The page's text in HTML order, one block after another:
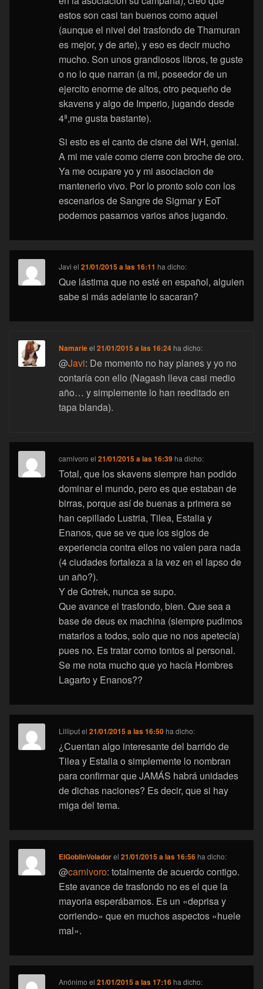
estos son casi tan buenos como aquel
(aunque el nivel del trasfondo de Thamuran
es mejor, y de arte), y eso es decir mucho
mucho. Son unos grandiosos libros, te guste
o no lo que narran (a mi, poseedor de un
ejercito enorme de altos, otro pequeño de
skavens y algo de Imperio, jugando desde
4ª,me gusta bastante).
Si esto es el canto de cisne del WH, genial.
A mi me vale como cierre con broche de oro.
Ya me ocupare yo y mi asociacion de
mantenerlo vivo. Por lo pronto solo con los
escenarios de Sangre de Sigmar y EoT
podemos pasarnos varios años jugando.
Javi el21/01/2015 a las 16:11 ha dicho:
Que lástima que no esté en español, alguien
sabe si más adelante lo sacaran?
Namarieel21/01/2015 a las 16:24 ha dicho:
@Javi: De momento no hay planes y yo no
contaría con ello (Nagash lleva casi medio
año… y simplemente lo han reeditado en
tapa blanda).
carnivoro el21/01/2015 a las 16:39 ha dicho:
Total, que los skavens siempre han podido
dominar el mundo, pero es que estaban de
birras, porque así de buenas a primera se
han cepillado Lustria, Tilea, Estalia y
Enanos, que se ve que los siglos de
experiencia contra ellos no valen para nada
(4 ciudades fortaleza a la vez en el lapso de
un año?).
Y de Gotrek, nunca se supo.
Que avance el trasfondo, bien. Que sea a
base de deus ex machina (siempre pudimos
matarlos a todos, solo que no nos apetecía)
pues no. Es tratar como tontos al personal.
Se me nota mucho que yo hacía Hombres
Lagarto y Enanos??
Lilliputel21/01/2015 a las 16:50 ha dicho:
¿Cuentan algo interesante del barrido de
Tilea y Estalia o simplemente lo nombran
para confirmar que JAMÁS habrá unidades
de dichas naciones? Es decir, que si hay
miga del tema.
ElGoblinVoladorel21/01/2015 a las 16:56 ha dicho:
@carnivoro: totalmente de acuerdo contigo.
Este avance de trasfondo no es el que la
mayoria esperábamos. Es un «deprisa y
corriendo» que en muchos aspectos «huele
mal».
Anónimo el21/01/2015 a las 17:16 ha dicho: